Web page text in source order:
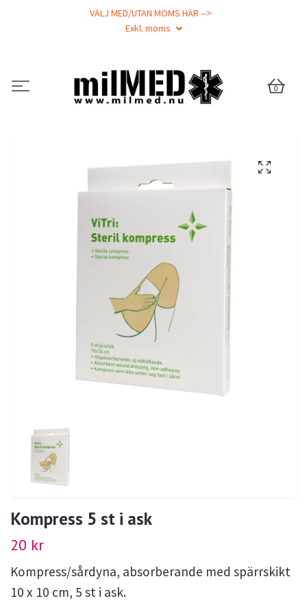
VÄLJ MED/UTAN MOMS HÄR -->
Exkl. moms
0
Kompress 5 st i ask
20 kr
Kompress/sårdyna, absorberande med spärrskikt
10 x 10 cm, 5 st i ask.